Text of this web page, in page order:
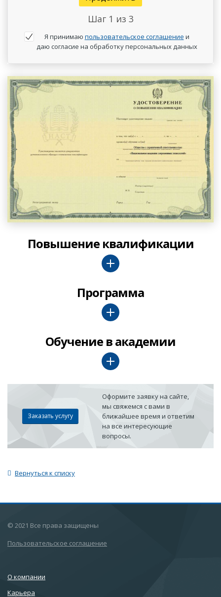
Шаг 1 из 3
Я принимаю пользовательское соглашение и
даю согласие на обработку персональных данных
Повышение квалификации
Программа
Обучение в академии
Заказать услугу
Оформите заявку на сайте,
мы свяжемся с вами в
ближайшее время и ответим
на все интересующие
вопросы.
Вернуться к списку
© 2021 Все права защищены
Пользовательское соглашение
О компании
Карьера